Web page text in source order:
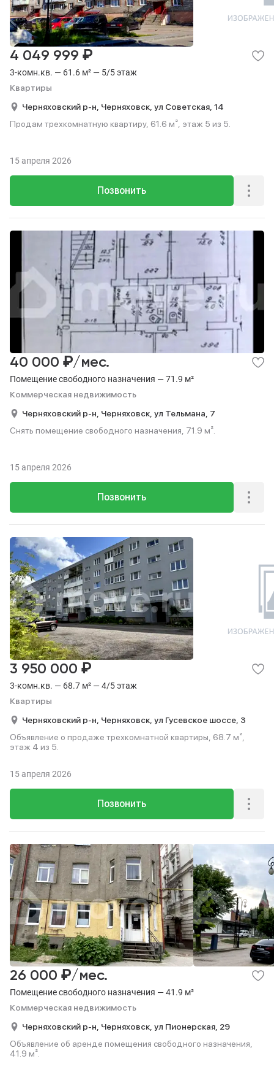
3-комн.кв. — 61.6 м² — 5/5 этаж
Квартиры
4 049 999 ₽
Черняховский р-н, Черняховск, ул Советская, 14
Продам трехкомнатную квартиру, 61.6 м², этаж 5 из 5.
Позвонить
15 апреля 2026
Помещение свободного назначения — 71.9 м²
Коммерческая недвижимость
40 000 ₽/мес.
Черняховский р-н, Черняховск, ул Тельмана, 7
Снять помещение свободного назначения, 71.9 м².
Позвонить
15 апреля 2026
3-комн.кв. — 68.7 м² — 4/5 этаж
Квартиры
3 950 000 ₽
Черняховский р-н, Черняховск, ул Гусевское шоссе, 3
Объявление о продаже трехкомнатной квартиры, 68.7 м²,
этаж 4 из 5.
Позвонить
15 апреля 2026
Помещение свободного назначения — 41.9 м²
Коммерческая недвижимость
26 000 ₽/мес.
Черняховский р-н, Черняховск, ул Пионерская, 29
Объявление об аренде помещения свободного назначения,
41.9 м².